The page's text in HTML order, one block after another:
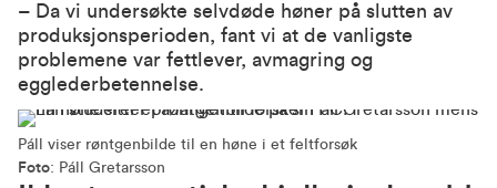
– Da vi undersøkte selvdøde høner på slutten av
produksjonsperioden, fant vi at de vanligste
problemene var fettlever, avmagring og
egglederbetennelse.
Páll viser røntgenbilde til en høne i et feltforsøk
Foto: Páll Gretarsson